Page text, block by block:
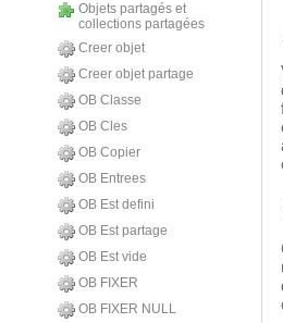
Objets partagés et
collections partagées
Creer objet
Creer objet partage
OB Classe
OB Cles
OB Copier
OB Entrees
OB Est defini
OB Est partage
OB Est vide
OB FIXER
OB FIXER NULL